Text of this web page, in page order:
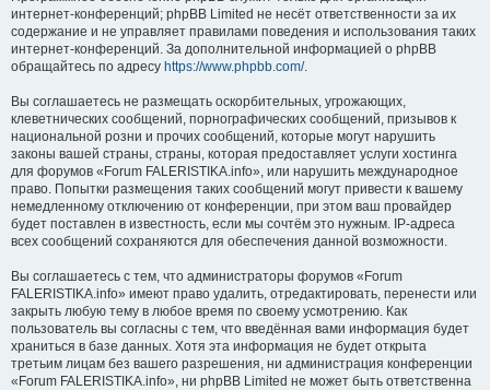
интернет-конференций; phpBB Limited не несёт ответственности за их
содержание и не управляет правилами поведения и использования таких
интернет-конференций. За дополнительной информацией о phpBB
обращайтесь по адресу https://www.phpbb.com/.
Вы соглашаетесь не размещать оскорбительных, угрожающих,
клеветнических сообщений, порнографических сообщений, призывов к
национальной розни и прочих сообщений, которые могут нарушить
законы вашей страны, страны, которая предоставляет услуги хостинга
для форумов «Forum FALERISTIKA.info», или нарушить международное
право. Попытки размещения таких сообщений могут привести к вашему
немедленному отключению от конференции, при этом ваш провайдер
будет поставлен в известность, если мы сочтём это нужным. IP-адреса
всех сообщений сохраняются для обеспечения данной возможности.
Вы соглашаетесь с тем, что администраторы форумов «Forum
FALERISTIKA.info» имеют право удалить, отредактировать, перенести или
закрыть любую тему в любое время по своему усмотрению. Как
пользователь вы согласны с тем, что введённая вами информация будет
храниться в базе данных. Хотя эта информация не будет открыта
третьим лицам без вашего разрешения, ни администрация конференции
«Forum FALERISTIKA.info», ни phpBB Limited не может быть ответственна